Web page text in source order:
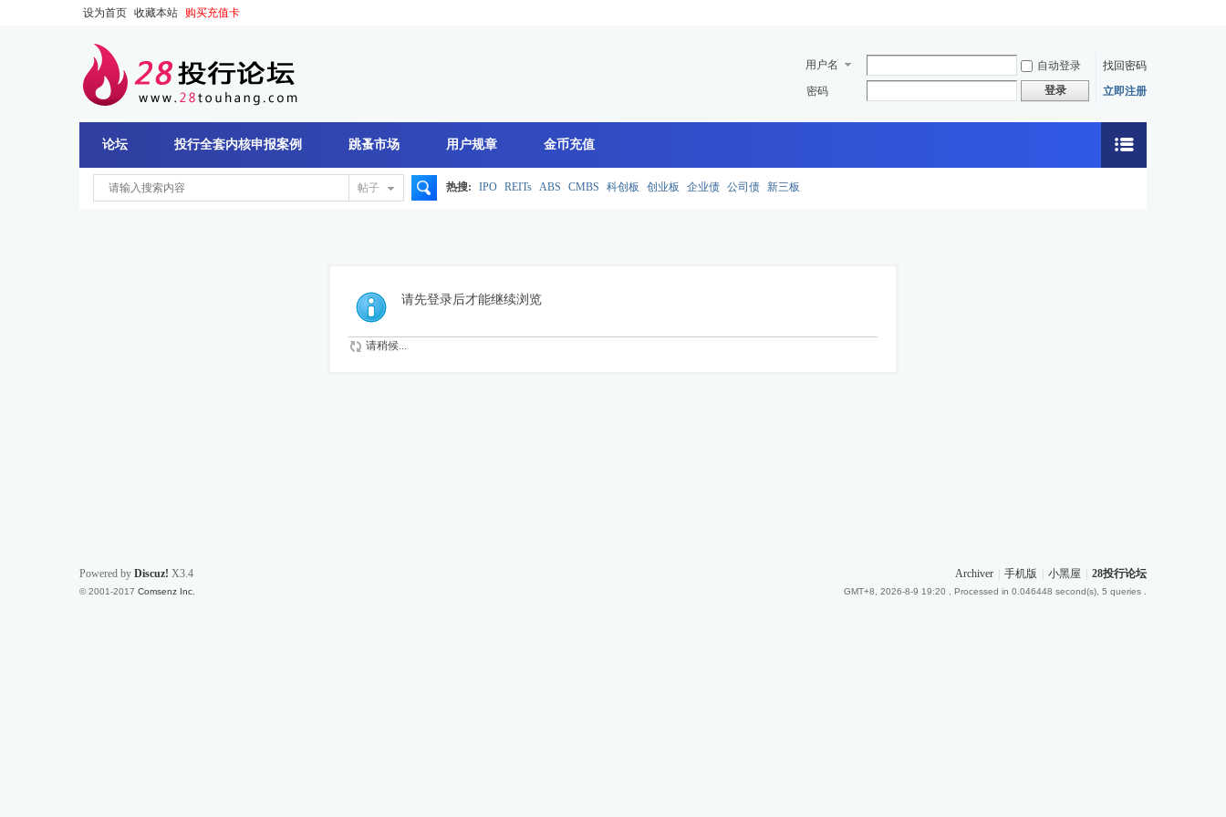
设为首页 收藏本站 购买充值卡
用户名 自动登录
找回密码
密码
登录 立即注册
论坛 投行全套内核申报案例 跳蚤市场 用户规章 金币充值
帖子
热搜: IPO REITs ABS CMBS 科创板 创业板 企业债 公司债 新三板
请先登录后才能继续浏览
请稍候...
Archiver 手机版 小黑屋 28投行论坛
GMT+8, 2026-8-9 19:20 , Processed in 0.046448 second(s), 5 queries .
Powered by Discuz! X3.4
© 2001-2017 Comsenz Inc.